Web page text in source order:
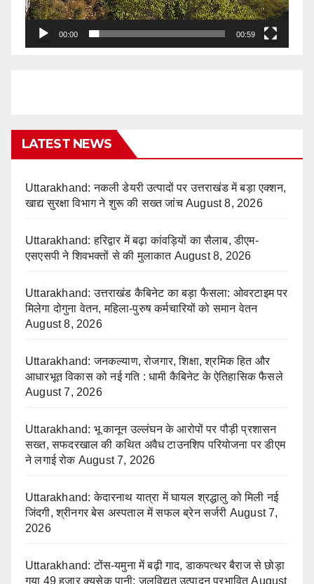
00:00 00:59
LATEST NEWS
Uttarakhand: नकली डेयरी उत्पादों पर उत्तराखंड में बड़ा एक्शन,
खाद्य सुरक्षा विभाग ने शुरू की सख्त जांच August 8, 2026
Uttarakhand: हरिद्वार में बढ़ा कांवड़ियों का सैलाब, डीएम-
एसएसपी ने शिवभक्तों से की मुलाकात August 8, 2026
Uttarakhand: उत्तराखंड कैबिनेट का बड़ा फैसला: ओवरटाइम पर
मिलेगा दोगुना वेतन, महिला-पुरुष कर्मचारियों को समान वेतन
August 8, 2026
Uttarakhand: जनकल्याण, रोजगार, शिक्षा, श्रमिक हित और
आधारभूत विकास को नई गति : धामी कैबिनेट के ऐतिहासिक फैसले
August 7, 2026
Uttarakhand: भू कानून उल्लंघन के आरोपों पर पौड़ी प्रशासन
सख्त, सफदरखाल की कथित अवैध टाउनशिप परियोजना पर डीएम
ने लगाई रोक August 7, 2026
Uttarakhand: केदारनाथ यात्रा में घायल श्रद्धालु को मिली नई
जिंदगी, श्रीनगर बेस अस्पताल में सफल ब्रेन सर्जरी August 7,
2026
Uttarakhand: टोंस-यमुना में बढ़ी गाद, डाकपत्थर बैराज से छोड़ा
गया 49 हजार क्यूसेक पानी; जलविद्युत उत्पादन प्रभावित August